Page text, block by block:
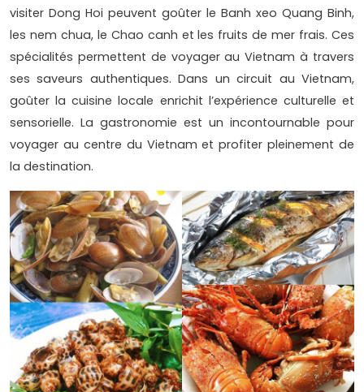
visiter Dong Hoi peuvent goûter le Banh xeo Quang Binh,
les nem chua, le Chao canh et les fruits de mer frais. Ces
spécialités permettent de voyager au Vietnam à travers
ses saveurs authentiques. Dans un circuit au Vietnam,
goûter la cuisine locale enrichit l’expérience culturelle et
sensorielle. La gastronomie est un incontournable pour
voyager au centre du Vietnam et profiter pleinement de
la destination.